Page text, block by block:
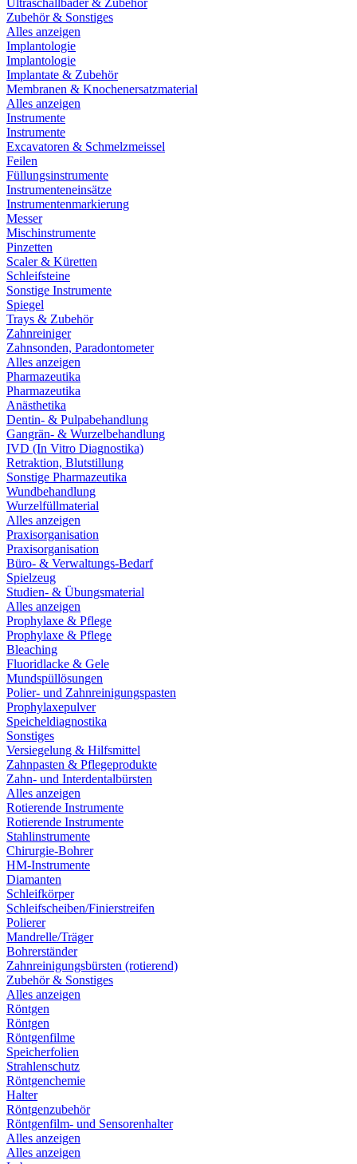
Ultraschallbäder & Zubehör
Zubehör & Sonstiges
Alles anzeigen
Implantologie
Implantologie
Implantate & Zubehör
Membranen & Knochenersatzmaterial
Alles anzeigen
Instrumente
Instrumente
Excavatoren & Schmelzmeissel
Feilen
Füllungsinstrumente
Instrumenteneinsätze
Instrumentenmarkierung
Messer
Mischinstrumente
Pinzetten
Scaler & Küretten
Schleifsteine
Sonstige Instrumente
Spiegel
Trays & Zubehör
Zahnreiniger
Zahnsonden, Paradontometer
Alles anzeigen
Pharmazeutika
Pharmazeutika
Anästhetika
Dentin- & Pulpabehandlung
Gangrän- & Wurzelbehandlung
IVD (In Vitro Diagnostika)
Retraktion, Blutstillung
Sonstige Pharmazeutika
Wundbehandlung
Wurzelfüllmaterial
Alles anzeigen
Praxisorganisation
Praxisorganisation
Büro- & Verwaltungs-Bedarf
Spielzeug
Studien- & Übungsmaterial
Alles anzeigen
Prophylaxe & Pflege
Prophylaxe & Pflege
Bleaching
Fluoridlacke & Gele
Mundspüllösungen
Polier- und Zahnreinigungspasten
Prophylaxepulver
Speicheldiagnostika
Sonstiges
Versiegelung & Hilfsmittel
Zahnpasten & Pflegeprodukte
Zahn- und Interdentalbürsten
Alles anzeigen
Rotierende Instrumente
Rotierende Instrumente
Stahlinstrumente
Chirurgie-Bohrer
HM-Instrumente
Diamanten
Schleifkörper
Schleifscheiben/Finierstreifen
Polierer
Mandrelle/Träger
Bohrerständer
Zahnreinigungsbürsten (rotierend)
Zubehör & Sonstiges
Alles anzeigen
Röntgen
Röntgen
Röntgenfilme
Speicherfolien
Strahlenschutz
Röntgenchemie
Halter
Röntgenzubehör
Röntgenfilm- und Sensorenhalter
Alles anzeigen
Alles anzeigen